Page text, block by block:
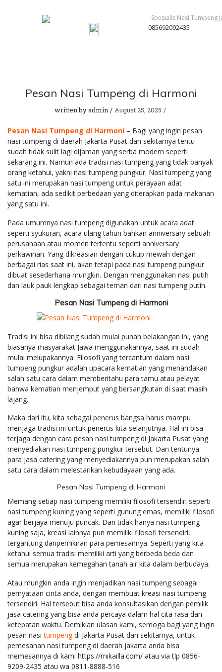
085692092435
Pesan Nasi Tumpeng di Harmoni
written byadmin August 25, 2025
Pesan Nasi Tumpeng di Harmoni – Bagi yang ingin pesan
nasi tumpeng di daerah Jakarta Pusat dan sekitarnya tentu
sudah tidak sulit lagi dijaman yang serba modern seperti
sekarang ini. Namun ada tradisi nasi tumpeng yang tidak banyak
orang ketahui, yakni nasi tumpeng pungkur. Nasi tumpeng yang
satu ini merupakan nasi tumpeng untuk perayaan adat
kematian, ada sedikit perbedaan yang diterapkan pada makanan
yang satu ini.
Pada umumnya nasi tumpeng digunakan untuk acara adat
seperti syukuran, acara ulang tahun bahkan anniversary sebuah
perusahaan atau momen tertentu seperti anniversary
perkawinan. Yang dikreasian dengan cukup mewah dengan
berbagai rias saat ini, akan tetapi pada nasi tumpeng pungkur
dibuat sesederhana mungkin. Dengan menggunakan nasi putih
dan lauk pauk lengkap sebagai teman dari nasi tumpeng putih.
Pesan Nasi Tumpeng di Harmoni
Tradisi ini bisa dibilang sudah mulai punah belakangan ini, yang
biasanya masyarakat Jawa menggunakannya, saat ini sudah
mulai melupakannya. Filosofi yang tercantum dalam nasi
tumpeng pungkur adalah upacara kematian yang menandakan
salah satu cara dalam memberitahu para tamu atau pelayat
bahwa kematian menjemput yang bersangkutan di saat masih
lajang.
Maka dari itu, kita sebagai penerus bangsa harus mampu
menjaga tradisi ini untuk penerus kita selanjutnya. Hal ini bisa
terjaga dengan cara pesan nasi tumpeng di Jakarta Pusat yang
menyediakan nasi tumpeng pungkur tersebut. Dan tentunya
para jasa catering yang menyediakannya pun merupakan salah
satu cara dalam melestarikan kebudayaan yang ada.
Pesan Nasi Tumpeng di Harmoni
Memang setiap nasi tumpeng memiliki filosofi tersendiri seperti
nasi tumpeng kuning yang seperti gunung emas, memiliki filosofi
agar berjaya menuju puncak. Dan tidak hanya nasi tumpeng
kuning saja, kreasi lainnya pun memiliki filosofi tersendiri,
tergantung daripemikiran para pemesannya. Seperti yang kita
ketahui semua tradisi memiliki arti yang berbeda beda dan
semua merupakan kemegahan tanah air kita dalam berbudaya.
Atau mungkin anda ingin menjadikan nasi tumpeng sebagai
pernyataan cinta anda, dengan membuat kreasi nasi tumpeng
tersendiri. Hal tersebut bisa anda konsultasikan dengan pemilik
jasa catering yang bisa anda percaya dalam hal cita rasa dan
ketepatan waktu. Demikian ulasan kami, semoga bagi yang ingin
pesan nasitumpengdi Jakarta Pusat dan sekitarnya, untuk
pemesanan nasi tumpeng di daerah jakarta anda bisa
memesannya di kami https://mikailla.com/ atau via tlp 0856-
9209-2435 atau wa 0811-8888-516